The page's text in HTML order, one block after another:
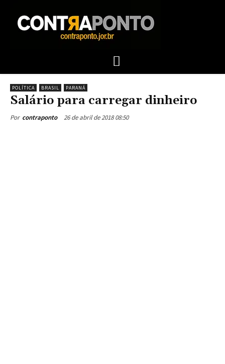
POLÍTICA BRASIL PARANÁ
Salário para carregar dinheiro
Por contraponto 26 de abril de 2018 08:50